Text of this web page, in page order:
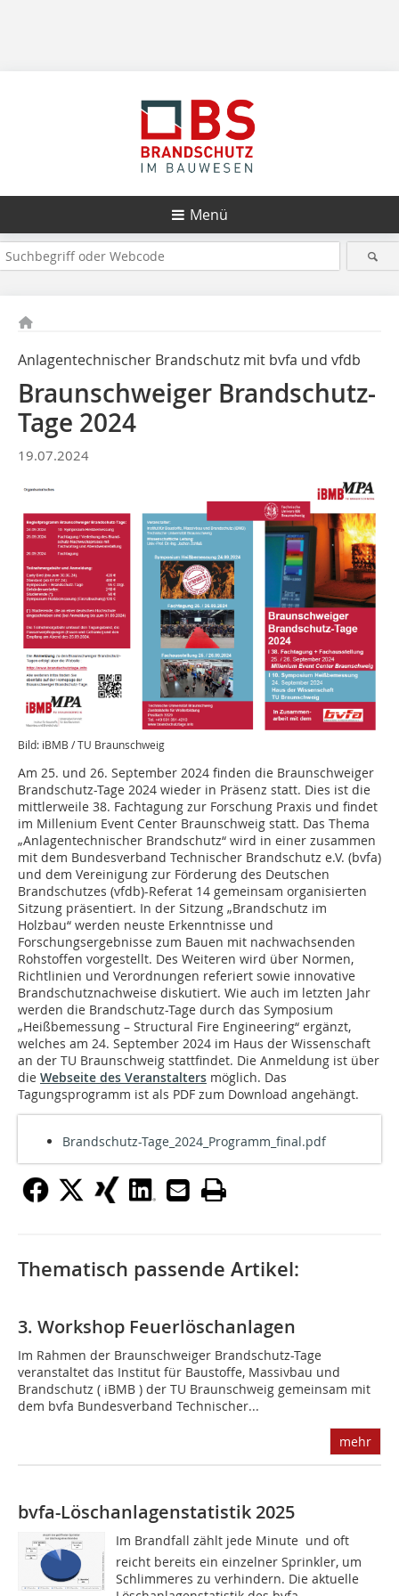
Menü
Anlagentechnischer Brandschutz mit bvfa und vfdb
Braunschweiger Brandschutz-
Tage 2024
19.07.2024
Bild: iBMB / TU Braunschweig
Am 25. und 26. September 2024 finden die Braunschweiger
Brandschutz-Tage 2024 wieder in Präsenz statt. Dies ist die
mittlerweile 38. Fachtagung zur Forschung Praxis und findet
im Millenium Event Center Braunschweig statt. Das Thema
„Anlagentechnischer Brandschutz“ wird in einer zusammen
mit dem Bundesverband Technischer Brandschutz e.V. (bvfa)
und dem Vereinigung zur Förderung des Deutschen
Brandschutzes (vfdb)-Referat 14 gemeinsam organisierten
Sitzung präsentiert. In der Sitzung „Brandschutz im
Holzbau“ werden neuste Erkenntnisse und
Forschungsergebnisse zum Bauen mit nachwachsenden
Rohstoffen vorgestellt. Des Weiteren wird über Normen,
Richtlinien und Verordnungen referiert sowie innovative
Brandschutznachweise diskutiert. Wie auch im letzten Jahr
werden die Brandschutz-Tage durch das Symposium
„Heißbemessung – Structural Fire Engineering“ ergänzt,
welches am 24. September 2024 im Haus der Wissenschaft
an der TU Braunschweig stattfindet. Die Anmeldung ist über
die Webseite des Veranstalters möglich. Das
Tagungsprogramm ist als PDF zum Download angehängt.
Brandschutz-Tage_2024_Programm_final.pdf
Thematisch passende Artikel:
3. Workshop Feuerlöschanlagen
Im Rahmen der Braunschweiger Brandschutz-Tage
veranstaltet das Institut für Baustoffe, Massivbau und
Brandschutz ( iBMB ) der TU Braunschweig gemeinsam mit
dem bvfa Bundesverband Technischer...
mehr
bvfa-Löschanlagenstatistik 2025
Im Brandfall zählt jede Minute  und oft
reicht bereits ein einzelner Sprinkler, um
Schlimmeres zu verhindern. Die aktuelle